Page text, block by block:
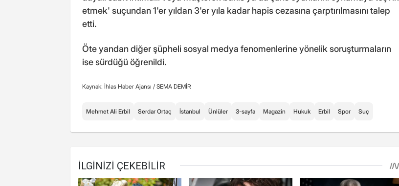
etmek' suçundan 1'er yıldan 3'er yıla kadar hapis cezasına çarptırılmasını talep
etti.
Öte yandan diğer şüpheli sosyal medya fenomenlerine yönelik soruşturmaların
ise sürdüğü öğrenildi.
Kaynak: İhlas Haber Ajansı / SEMA DEMİR
Mehmet Ali Erbil Serdar Ortaç İstanbul Ünlüler 3-sayfa Magazin Hukuk Erbil Spor Suç